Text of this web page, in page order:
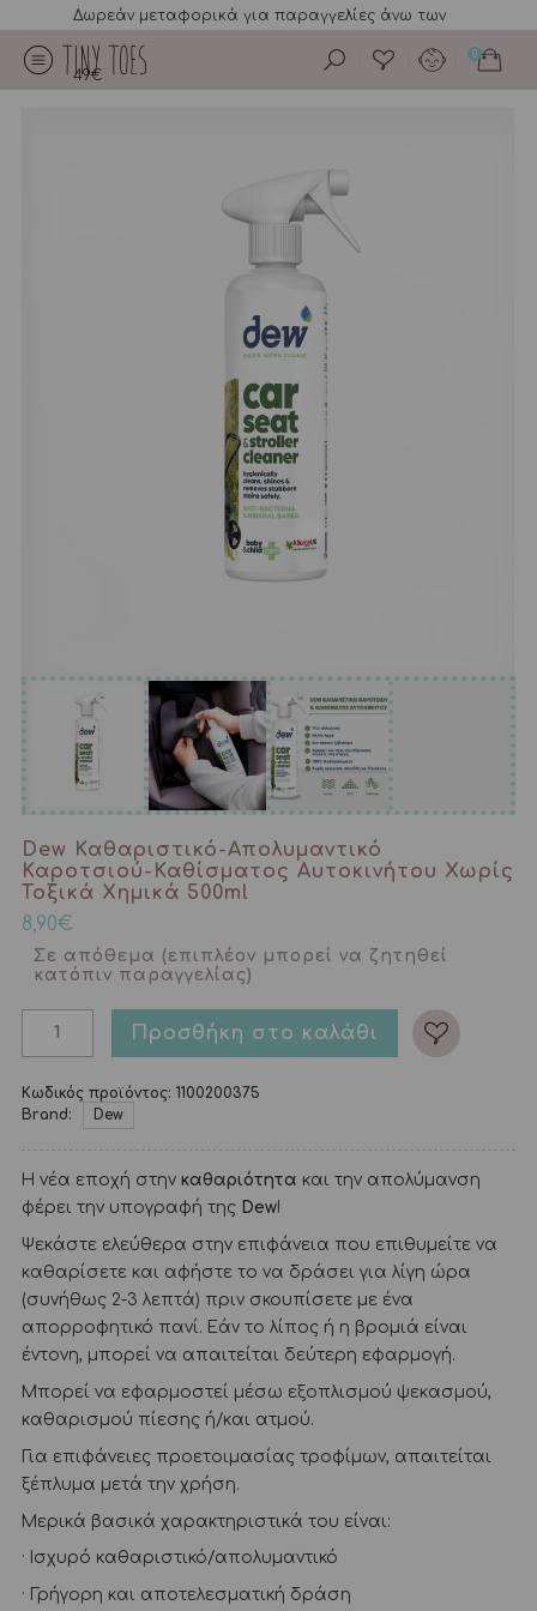
Δωρεάν μεταφορικά για παραγγελίες άνω των
49€
0
Dew Καθαριστικό-Απολυμαντικό
Καροτσιού-Καθίσματος Αυτοκινήτου Χωρίς
Τοξικά Χημικά 500ml
8,90€
Σε απόθεμα (επιπλέον μπορεί να ζητηθεί
κατόπιν παραγγελίας)
Προσθήκη στο καλάθι
Κωδικός προϊόντος: 1100200375
Brand:
Dew
Η νέα εποχή στην καθαριότητα και την απολύμανση
φέρει την υπογραφή της Dew!
Ψεκάστε ελεύθερα στην επιφάνεια που επιθυμείτε να
καθαρίσετε και αφήστε το να δράσει για λίγη ώρα
(συνήθως 2-3 λεπτά) πριν σκουπίσετε με ένα
απορροφητικό πανί. Εάν το λίπος ή η βρομιά είναι
έντονη, μπορεί να απαιτείται δεύτερη εφαρμογή.
Μπορεί να εφαρμοστεί μέσω εξοπλισμού ψεκασμού,
καθαρισμού πίεσης ή/και ατμού.
Για επιφάνειες προετοιμασίας τροφίμων, απαιτείται
ξέπλυμα μετά την χρήση.
Μερικά βασικά χαρακτηριστικά του είναι:
· Ισχυρό καθαριστικό/απολυμαντικό
· Γρήγορη και αποτελεσματική δράση